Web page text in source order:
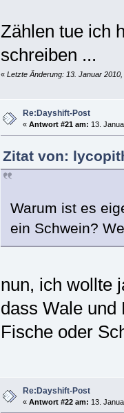
Zählen tue ich
schreiben ...
« Letzte Änderung: 13. Januar
Re:Dayshift-Post
« Antwort #21 am: 13.
Zitat von:
Warum ist es
ein Schwein?
nun, ich wollte
dass Wale und
Fische oder
Re:Dayshift-Post
« Antwort #22 am: 13.